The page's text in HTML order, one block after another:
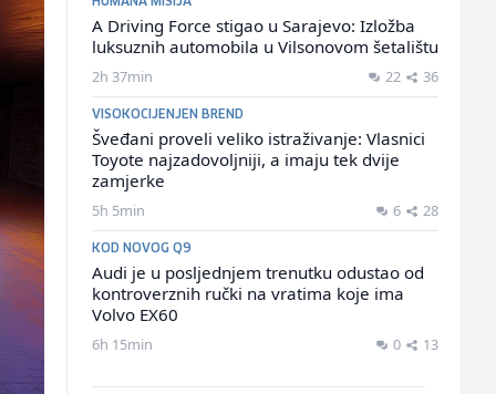
A Driving Force stigao u Sarajevo: Izložba
luksuznih automobila u Vilsonovom šetalištu
2h 37min 22 36
VISOKOCIJENJEN BREND
Šveđani proveli veliko istraživanje: Vlasnici
Toyote najzadovoljniji, a imaju tek dvije
zamjerke
5h 5min 6 28
KOD NOVOG Q9
Audi je u posljednjem trenutku odustao od
kontroverznih ručki na vratima koje ima
Volvo EX60
6h 15min 0 13